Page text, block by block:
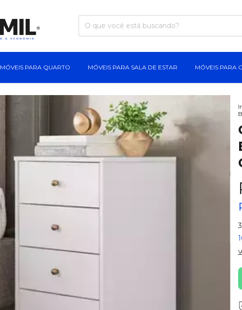
MÓVEIS PARA QUARTO MÓVEIS PARA SALA DE ESTAR MÓVEIS PARA
3